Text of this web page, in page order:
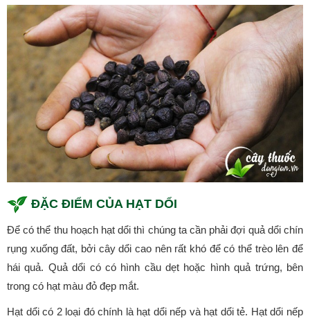
ĐẶC ĐIỂM CỦA HẠT DỔI
Để có thể thu hoạch hạt dổi thì chúng ta cần phải đợi quả dổi chín
rụng xuống đất, bởi cây dổi cao nên rất khó để có thể trèo lên để
hái quả. Quả dổi có có hình cầu dẹt hoặc hình quả trứng, bên
trong có hạt màu đỏ đẹp mắt.
Hạt dổi có 2 loại đó chính là hạt dổi nếp và hạt dổi tẻ. Hạt dổi nếp